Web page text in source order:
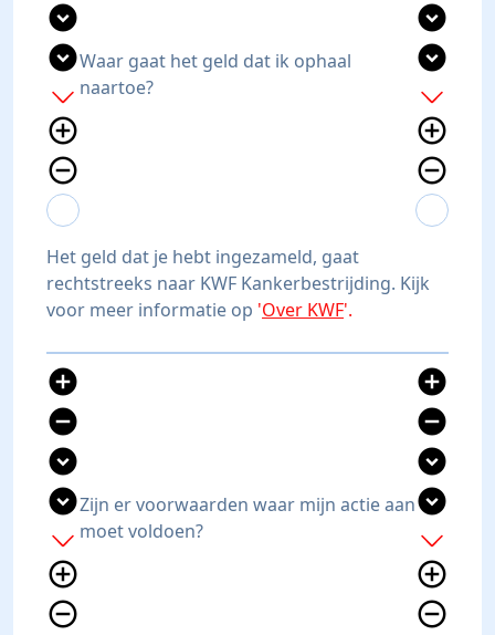
expand_circle_down
expand_circle_down
add
add_circle_outline
remove_circle_outline
expand_more
expand_less
Waar gaat het geld dat ik ophaal
naartoe?
expand_circle_down
expand_circle_down
add
add_circle_outline
remove_circle_outline
expand_more
expand_less
Het geld dat je hebt ingezameld, gaat
rechtstreeks naar KWF Kankerbestrijding. Kijk
voor meer informatie op 'Over KWF'.
add_circle
remove_circle
expand_circle_down
expand_circle_down
add
add_circle_outline
remove_circle_outline
Zijn er voorwaarden waar mijn actie aan
moet voldoen?
add_circle
remove_circle
expand_circle_down
expand_circle_down
add
add_circle_outline
remove_circle_outline